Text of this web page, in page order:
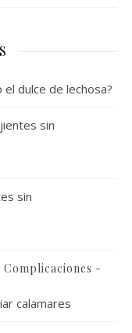
dulce de lechosa?
sin
sin
Complicaciones -
calamares